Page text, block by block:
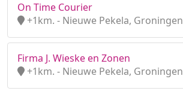
On Time Courier
+1km. - Nieuwe Pekela, Groningen
Firma J. Wieske en Zonen
+1km. - Nieuwe Pekela, Groningen